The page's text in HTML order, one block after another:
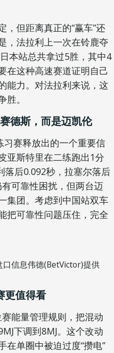
，但距离真正的“赢车”还
，法拉利上一次在铃鹿夺
本站总共拿过5胜，其中4
在这种高速赛道证明自己
能力。对法拉利来说，这
。
德斯，而是迈凯伦
赛释放出的一个重要信
亚斯特里在二练跑出1分
落后0.092秒，拉塞尔落后
可靠性困扰，但两台迈
集团。考虑到中国站双车
把可靠性问题压住，完全
口信息伟德(BetVictor)提供
更值得看
能量管理规则，把混动
下调到8MJ。这个改动
在单圈中被迫过度“攒电”